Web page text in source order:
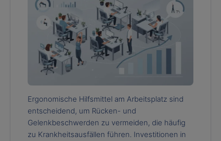
Ergonomische Hilfsmittel am Arbeitsplatz sind
entscheidend, um Rücken- und
Gelenkbeschwerden zu vermeiden, die häufig
zu Krankheitsausfällen führen. Investitionen in